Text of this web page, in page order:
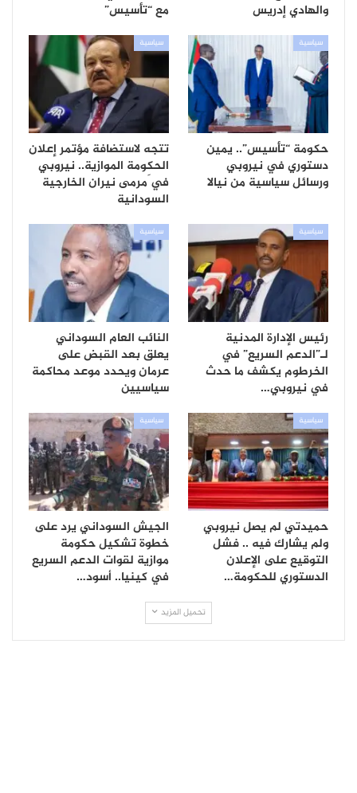
والهادي إدريس
مع “تأسيس”
سياسية
حكومة “تأسيس”.. يمين
دستوري في نيروبي
ورسائل سياسية من نيالا
سياسية
تتجه لاستضافة مؤتمر إعلان
الحكومة الموازية.. نيروبي
في َمرمى نيران الخارجية
السودانية
سياسية
رئيس الإدارة المدنية
لـ”الدعم السريع” في
الخرطوم يكشف ما حدث
في نيروبي…
سياسية
النائب العام السوداني
يعلق بعد القبض على
عرمان ويحدد موعد محاكمة
سياسيين
سياسية
حميدتي لم يصل نيروبي
ولم يشارك فيه .. فشل
التوقيع على الإعلان
الدستوري للحكومة…
سياسية
الجيش السوداني يرد على
خطوة تشكيل حكومة
موازية لقوات الدعم السريع
في كينيا.. أسود…
تحميل المزيد